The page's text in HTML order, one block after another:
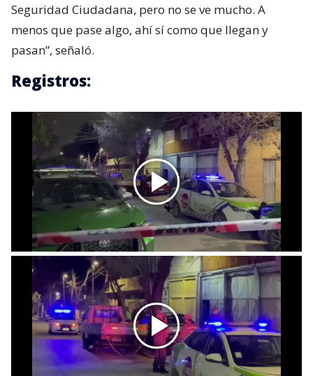
Seguridad Ciudadana, pero no se ve mucho. A
menos que pase algo, ahí sí como que llegan y
pasan”, señaló.
Registros: